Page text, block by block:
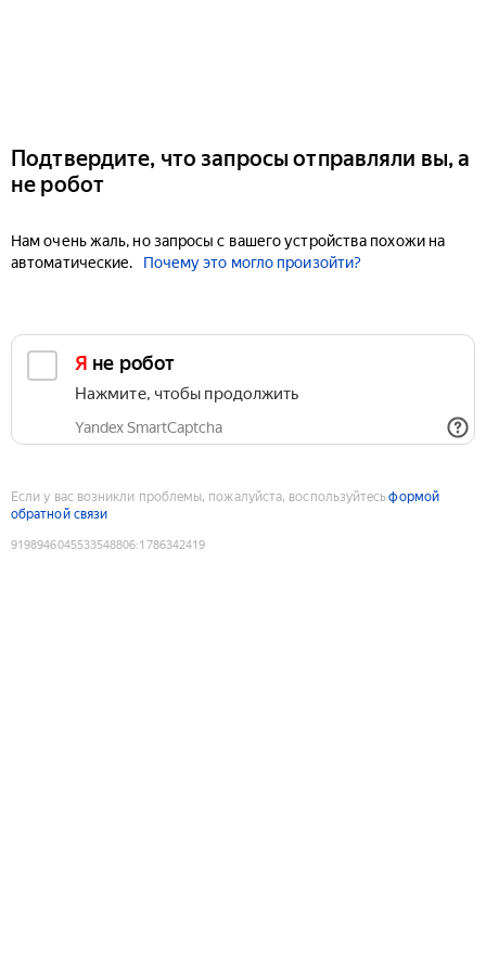
Подтвердите, что запросы отправляли вы, а
не робот
Нам очень жаль, но запросы с вашего устройства похожи на
автоматические.
Почему это могло произойти?
Я не робот
Нажмите, чтобы продолжить
Yandex SmartCaptcha
Если у вас возникли проблемы, пожалуйста, воспользуйтесьформой
обратной связи
9198946045533548806:1786342419